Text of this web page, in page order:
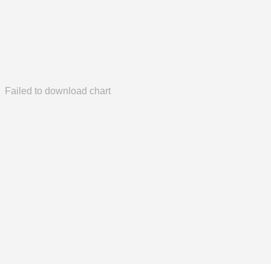
Failed to download chart